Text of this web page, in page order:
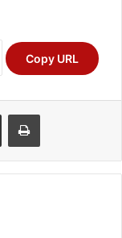
Copy URL
Share via Email Print